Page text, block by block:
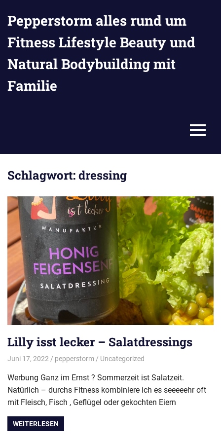
Inhalt
springen
Pepperstorm alles rund um
Fitness Lifestyle Beauty und
Natural Bodybuilding mit
Familie
MENU
Schlagwort:dressing
Lilly isst lecker – Salatdressings
Juni 17, 2022 pepperstorm Uncategorized
Werbung Ganz im Ernst ? Sommerzeit ist Salatzeit.
Natürlich – durchs Fitness kombiniere ich es seeeeehr oft
mit Fleisch, Fisch , Geflügel oder gekochten Eiern
WEITERLESEN